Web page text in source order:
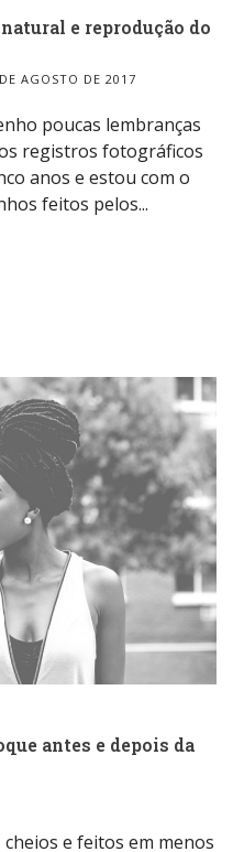
e reprodução do
AGOSTO DE 2017
poucas lembranças
registros fotográficos
anos e estou com o
feitos pelos...
antes e depois da
e feitos em menos